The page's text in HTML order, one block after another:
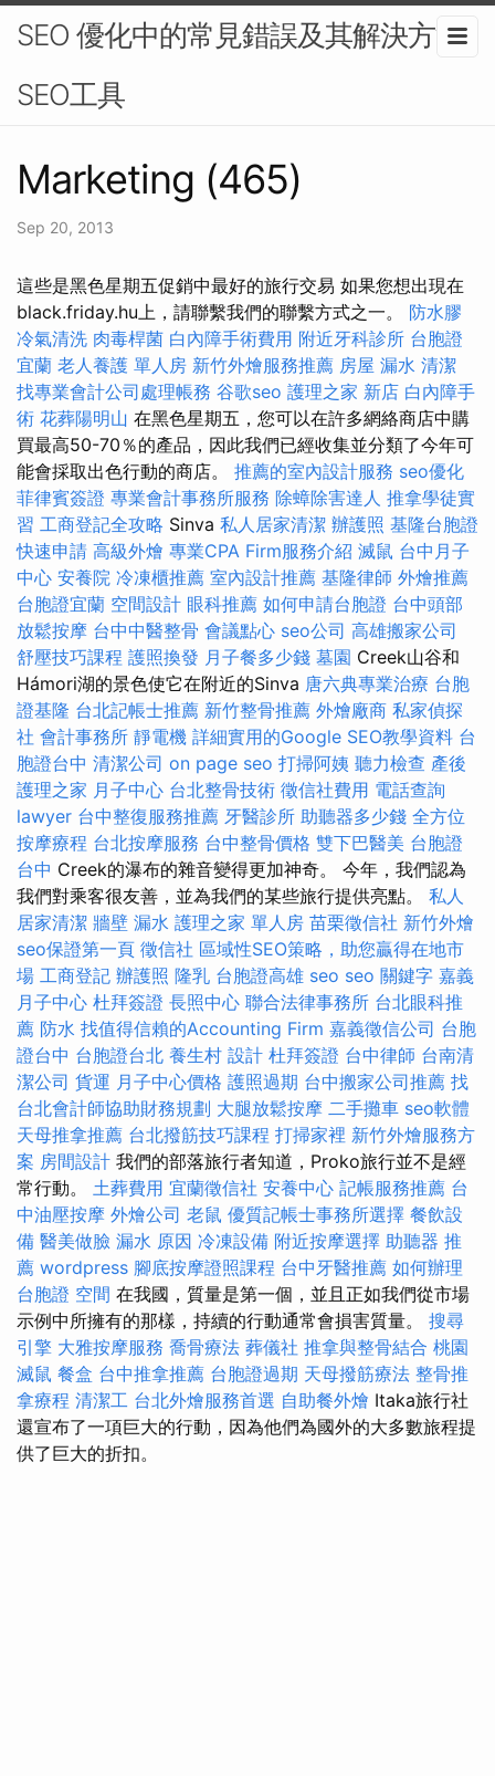
SEO 優化中的常見錯誤及其解決方法-
SEO工具
Marketing (465)
Sep 20, 2013
這些是黑色星​​期五促銷中最好的旅行交易 如果您想出現在
black.friday.hu上，請聯繫我們的聯繫方式之一。 防水膠
冷氣清洗 肉毒桿菌 白內障手術費用 附近牙科診所 台胞證
宜蘭 老人養護 單人房 新竹外燴服務推薦 房屋 漏水 清潔
找專業會計公司處理帳務 谷歌seo 護理之家 新店 白內障手
術 花葬陽明山 在黑色星期五，您可以在許多網絡商店中購
買最高50-70％的產品，因此我們已經收集並分類了今年可
能會採取出色行動的商店。 推薦的室內設計服務 seo優化
菲律賓簽證 專業會計事務所服務 除蟑除害達人 推拿學徒實
習 工商登記全攻略 Sinva 私人居家清潔 辦護照 基隆台胞證
快速申請 高級外燴 專業CPA Firm服務介紹 滅鼠 台中月子
中心 安養院 冷凍櫃推薦 室內設計推薦 基隆律師 外燴推薦
台胞證宜蘭 空間設計 眼科推薦 如何申請台胞證 台中頭部
放鬆按摩 台中中醫整骨 會議點心 seo公司 高雄搬家公司
舒壓技巧課程 護照換發 月子餐多少錢 墓園 Creek山谷和
Hámori湖的景色使它在附近的Sinva 唐六典專業治療 台胞
證基隆 台北記帳士推薦 新竹整骨推薦 外燴廠商 私家偵探
社 會計事務所 靜電機 詳細實用的Google SEO教學資料 台
胞證台中 清潔公司 on page seo 打掃阿姨 聽力檢查 產後
護理之家 月子中心 台北整骨技術 徵信社費用 電話查詢
lawyer 台中整復服務推薦 牙醫診所 助聽器多少錢 全方位
按摩療程 台北按摩服務 台中整骨價格 雙下巴醫美 台胞證
台中 Creek的瀑布的雜音變得更加神奇。 今年，我們認為
我們對乘客很友善，並為我們的某些旅行提供亮點。 私人
居家清潔 牆壁 漏水 護理之家 單人房 苗栗徵信社 新竹外燴
seo保證第一頁 徵信社 區域性SEO策略，助您贏得在地市
場 工商登記 辦護照 隆乳 台胞證高雄 seo seo 關鍵字 嘉義
月子中心 杜拜簽證 長照中心 聯合法律事務所 台北眼科推
薦 防水 找值得信賴的Accounting Firm 嘉義徵信公司 台胞
證台中 台胞證台北 養生村 設計 杜拜簽證 台中律師 台南清
潔公司 貨運 月子中心價格 護照過期 台中搬家公司推薦 找
台北會計師協助財務規劃 大腿放鬆按摩 二手攤車 seo軟體
天母推拿推薦 台北撥筋技巧課程 打掃家裡 新竹外燴服務方
案 房間設計 我們的部落旅行者知道，Proko旅行並不是經
常行動。 土葬費用 宜蘭徵信社 安養中心 記帳服務推薦 台
中油壓按摩 外燴公司 老鼠 優質記帳士事務所選擇 餐飲設
備 醫美做臉 漏水 原因 冷凍設備 附近按摩選擇 助聽器 推
薦 wordpress 腳底按摩證照課程 台中牙醫推薦 如何辦理
台胞證 空間 在我國，質量是第一個，並且正如我們從市場
示例中所擁有的那樣，持續的行動通常會損害質量。 搜尋
引擎 大雅按摩服務 喬骨療法 葬儀社 推拿與整骨結合 桃園
滅鼠 餐盒 台中推拿推薦 台胞證過期 天母撥筋療法 整骨推
拿療程 清潔工 台北外燴服務首選 自助餐外燴 Itaka旅行社
還宣布了一項巨大的行動，因為他們為國外的大多數旅程提
供了巨大的折扣。